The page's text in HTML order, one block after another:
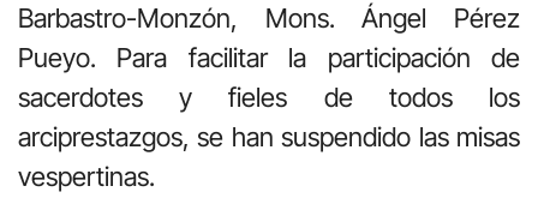
Barbastro-Monzón, Mons. Ángel Pérez
Pueyo. Para facilitar la participación de
sacerdotes y fieles de todos los
arciprestazgos, se han suspendido las misas
vespertinas.